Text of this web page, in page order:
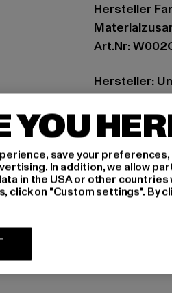
Hersteller
Art.Nr:
Hersteller:
VIA
YOU
save your
In addition, we allow
in the USA or other countries
on "Custom settings". By